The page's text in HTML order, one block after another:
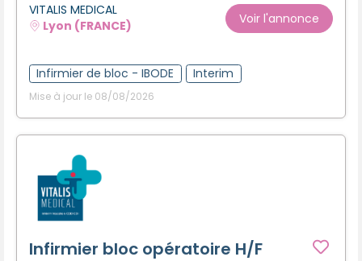
VITALIS MEDICAL
Lyon (FRANCE)
Voir l'annonce
Infirmier de bloc - IBODE Interim
Mise à jour le 08/08/2026
Infirmier bloc opératoire H/F